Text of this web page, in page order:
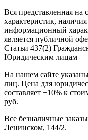
0 0
0
Вся представленная на
характеристик,
информационный
является публичной
Статьи 437(2)
Юридическим лицам
На нашем сайте
лиц. Цена для
составляет +10% к
руб.
Все безналичные
Ленинском, 144/2.